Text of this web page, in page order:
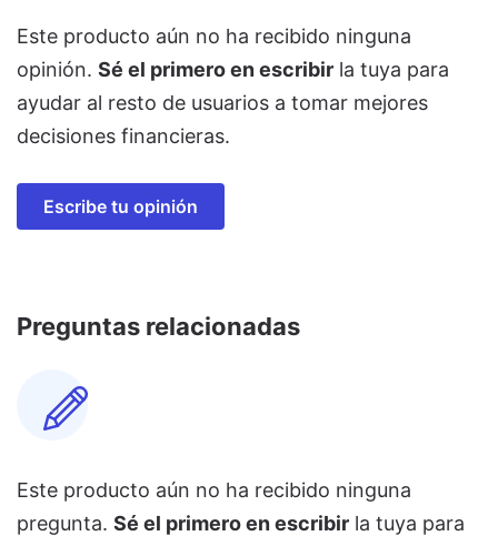
Este producto aún no ha recibido ninguna
opinión. Sé el primero en escribir la tuya para
ayudar al resto de usuarios a tomar mejores
decisiones financieras.
Escribe tu opinión
Preguntas relacionadas
Este producto aún no ha recibido ninguna
pregunta. Sé el primero en escribir la tuya para